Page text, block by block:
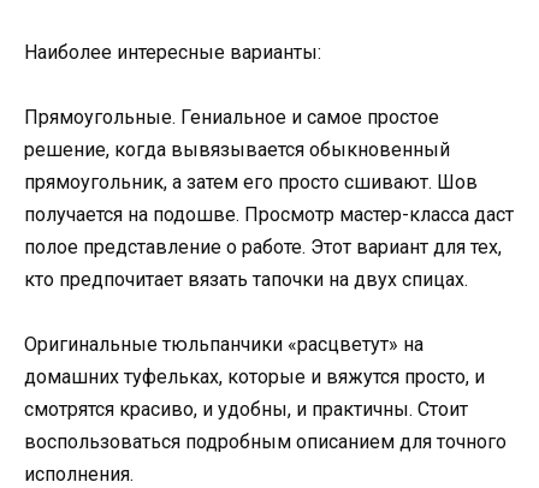
Наиболее интересные варианты:
Прямоугольные. Гениальное и самое простое
решение, когда вывязывается обыкновенный
прямоугольник, а затем его просто сшивают. Шов
получается на подошве. Просмотр мастер-класса даст
полое представление о работе. Этот вариант для тех,
кто предпочитает вязать тапочки на двух спицах.
Оригинальные тюльпанчики «расцветут» на
домашних туфельках, которые и вяжутся просто, и
смотрятся красиво, и удобны, и практичны. Стоит
воспользоваться подробным описанием для точного
исполнения.